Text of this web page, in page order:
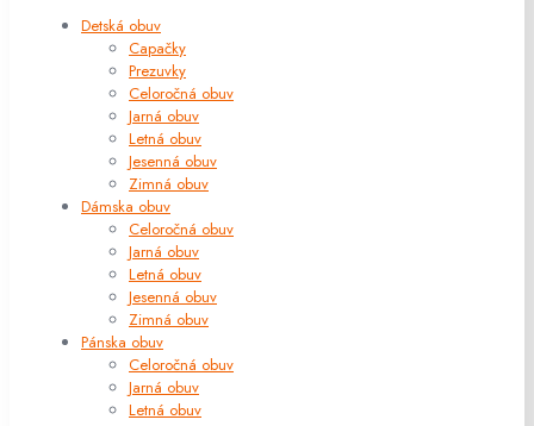
Detská obuv
Capačky
Prezuvky
Celoročná obuv
Jarná obuv
Letná obuv
Jesenná obuv
Zimná obuv
Dámska obuv
Celoročná obuv
Jarná obuv
Letná obuv
Jesenná obuv
Zimná obuv
Pánska obuv
Celoročná obuv
Jarná obuv
Letná obuv